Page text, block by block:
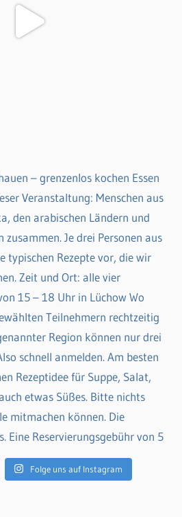
Folge uns auf Instagram